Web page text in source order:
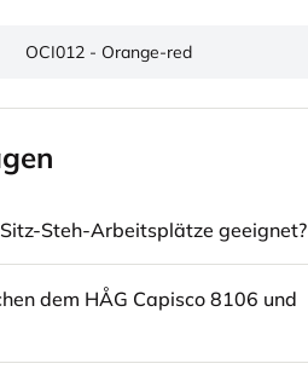
OCI012 - Orange-red
Steh-Arbeitsplätze geeignet?
dem HÅG Capisco 8106 und